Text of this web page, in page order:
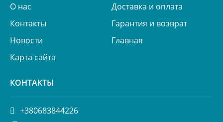
О нас
Доставка и оплата
Контакты
Гарантия и возврат
Новости
Главная
Карта сайта
КОНТАКТЫ
+380683844226